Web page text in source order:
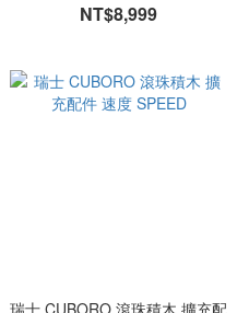
NT$8,999